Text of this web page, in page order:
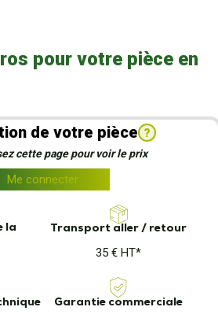
pour votre pièce en
de votre pièce ?
cette page pour voir le prix
Me connecter
la
Transport aller / retour
35 € HT*
Garantie commerciale